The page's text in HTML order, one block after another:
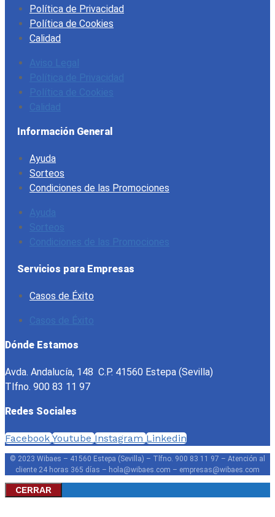
Política de Privacidad
Política de Cookies
Calidad
Aviso Legal
Política de Privacidad
Política de Cookies
Calidad
Información General
Ayuda
Sorteos
Condiciones de las Promociones
Ayuda
Sorteos
Condiciones de las Promociones
Servicios para Empresas
Casos de Éxito
Casos de Éxito
Dónde Estamos
Avda. Andalucía, 148 C.P. 41560 Estepa (Sevilla)
Tlfno. 900 83 11 97
Redes Sociales
Facebook Youtube Instagram Linkedin
© 2023 Wibaes – 41560 Estepa (Sevilla) – Tlfno. 900 83 11 97 – Atención al
cliente 24 horas 365 días – hola@wibaes.com – empresas@wibaes.com
CERRAR